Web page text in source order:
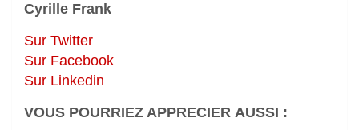
Cyrille Frank
Sur Twitter
Sur Facebook
Sur Linkedin
VOUS POURRIEZ APPRECIER AUSSI :